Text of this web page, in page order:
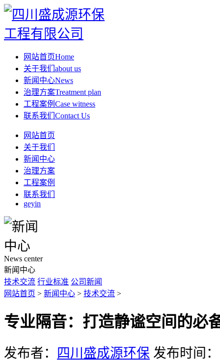
网站首页Home
关于我们 about us
新闻中心News
治理方案Treatment plan
工程案例 Case witness
联系我们 Contact Us
网站首页
关于我们
新闻中心
治理方案
工程案例
联系我们
geyin
News center
新闻中心
技术交流 行业标准 公司新闻
网站首页 > 新闻中心 > 技术交流 >
专业隔音：打造静谧空间的必
发布者： 四川盛成源环保 发布时间